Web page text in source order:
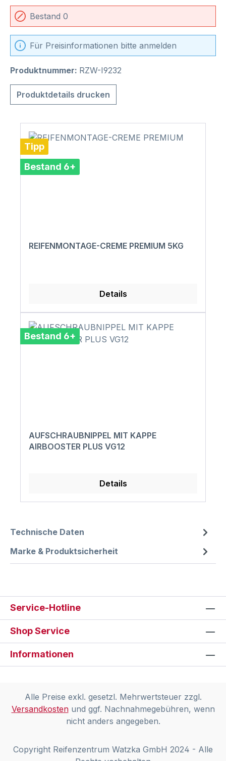
Bestand 0
Für Preisinformationen bitte anmelden
Produktnummer: RZW-I9232
Produktdetails drucken
Tipp
Bestand 6+
REIFENMONTAGE-CREME PREMIUM 5KG
Details
Bestand 6+
AUFSCHRAUBNIPPEL MIT KAPPE
AIRBOOSTER PLUS VG12
Details
Technische Daten
Marke & Produktsicherheit
Service-Hotline
Shop Service
Informationen
Alle Preise exkl. gesetzl. Mehrwertsteuer zzgl.
Versandkostenund ggf. Nachnahmegebühren, wenn
nicht anders angegeben.
Copyright Reifenzentrum Watzka GmbH 2024 - Alle